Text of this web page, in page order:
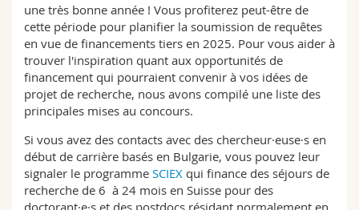
Sciences et médecine
Interfacultaire
Collaborateurs
Doctorants
Webmail
Programme des cours
MyUnifr
une très bonne année ! Vous profiterez peut-être de
cette période pour planifier la soumission de requêtes
en vue de financements tiers en 2025. Pour vous aider à
trouver l'inspiration quant aux opportunités de
financement qui pourraient convenir à vos idées de
projet de recherche, nous avons compilé une liste des
principales mises au concours.
Si vous avez des contacts avec des chercheur·euse·s en
début de carrière basés en Bulgarie, vous pouvez leur
signaler le programme SCIEX qui finance des séjours de
recherche de 6 à 24 mois en Suisse pour des
doctorant·e·s et des postdocs résidant normalement en